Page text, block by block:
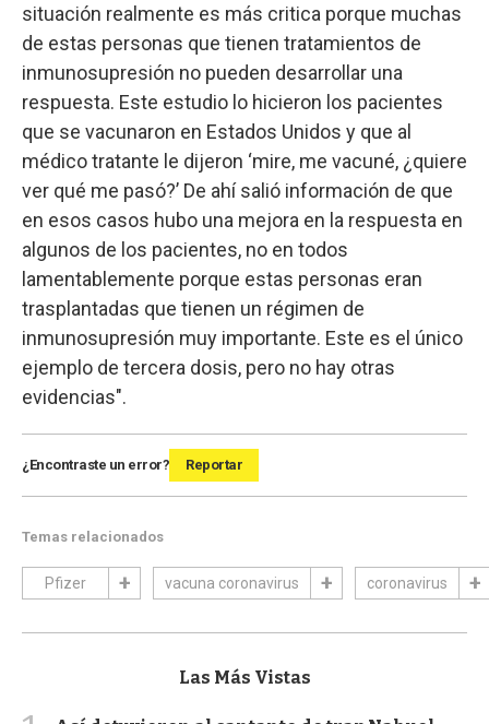
situación realmente es más critica porque muchas
de estas personas que tienen tratamientos de
inmunosupresión no pueden desarrollar una
respuesta. Este estudio lo hicieron los pacientes
que se vacunaron en Estados Unidos y que al
médico tratante le dijeron ‘mire, me vacuné, ¿quiere
ver qué me pasó?’ De ahí salió información de que
en esos casos hubo una mejora en la respuesta en
algunos de los pacientes, no en todos
lamentablemente porque estas personas eran
trasplantadas que tienen un régimen de
inmunosupresión muy importante. Este es el único
ejemplo de tercera dosis, pero no hay otras
evidencias".
¿Encontraste un error? Reportar
Temas relacionados
Pfizer vacuna coronavirus coronavirus
Las Más Vistas